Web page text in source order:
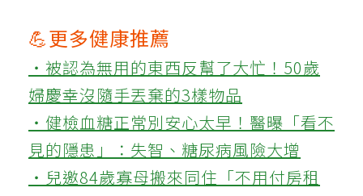
💪更多健康推薦
‧被認為無用的東西反幫了大忙！50歲
婦慶幸沒隨手丟棄的3樣物品
‧健檢血糖正常別安心太早！醫曝「看不
見的隱患」：失智、糖尿病風險大增
‧兒邀84歲寡母搬來同住「不用付房租